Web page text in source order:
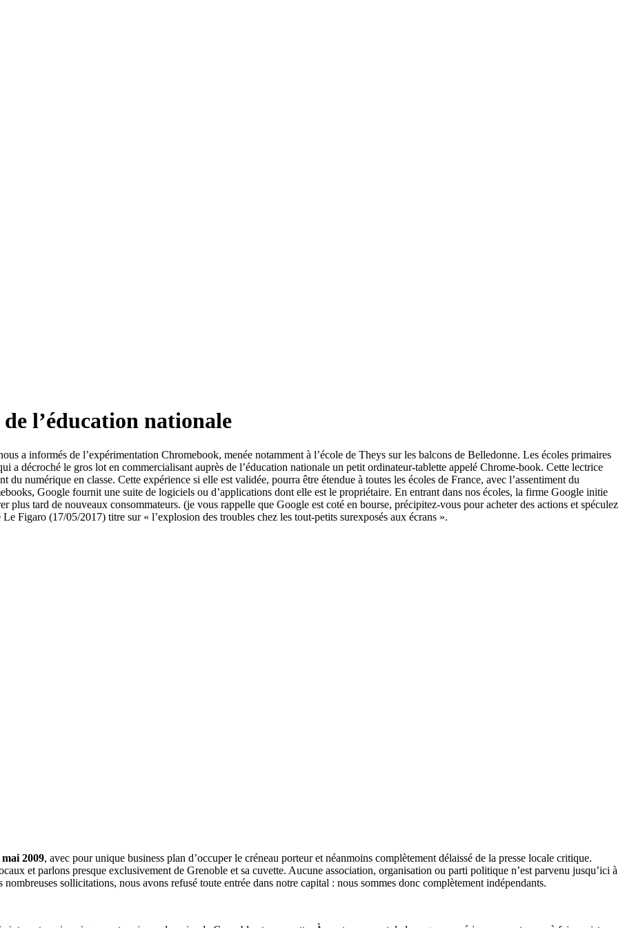
l’éducation nationale
a informés de l’expérimentation Chromebook, menée notamment à l’école de Theys sur les balcons de Belledonne. Les écoles primaires
a décroché le gros lot en commercialisant auprès de l’éducation nationale un petit ordinateur-tablette appelé Chrome-book. Cette lectrice
numérique en classe. Cette expérience si elle est validée, pourra être étendue à toutes les écoles de France, avec l’assentiment du
Google fournit une suite de logiciels ou d’applications dont elle est le propriétaire. En entrant dans nos écoles, la firme Google initie
plus tard de nouveaux consommateurs. (je vous rappelle que Google est coté en bourse, précipitez-vous pour acheter des actions et spéculez
Figaro (17/05/2017) titre sur « l’explosion des troubles chez les tout-petits surexposés aux écrans ».
mai 2009, avec pour unique business plan d’occuper le créneau porteur et néanmoins complètement délaissé de la presse locale critique.
et parlons presque exclusivement de Grenoble et sa cuvette. Aucune association, organisation ou parti politique n’est parvenu jusqu’ici à
sollicitations, nous avons refusé toute entrée dans notre capital : nous sommes donc complètement indépendants.